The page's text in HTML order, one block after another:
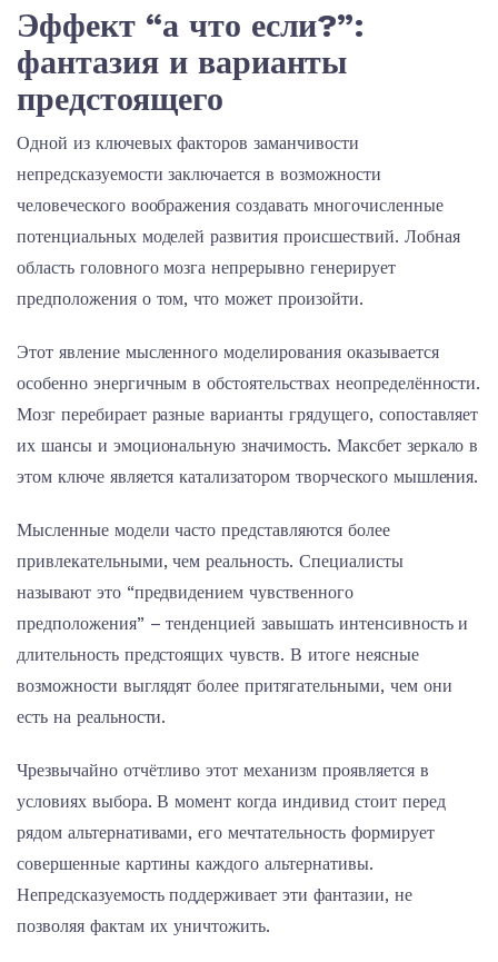
Эффект “а что если?”:
фантазия и варианты
предстоящего
Одной из ключевых факторов заманчивости
непредсказуемости заключается в возможности
человеческого воображения создавать многочисленные
потенциальных моделей развития происшествий. Лобная
область головного мозга непрерывно генерирует
предположения о том, что может произойти.
Этот явление мысленного моделирования оказывается
особенно энергичным в обстоятельствах неопределённости.
Мозг перебирает разные варианты грядущего, сопоставляет
их шансы и эмоциональную значимость. Максбет зеркало в
этом ключе является катализатором творческого мышления.
Мысленные модели часто представляются более
привлекательными, чем реальность. Специалисты
называют это “предвидением чувственного
предположения” – тенденцией завышать интенсивность и
длительность предстоящих чувств. В итоге неясные
возможности выглядят более притягательными, чем они
есть на реальности.
Чрезвычайно отчётливо этот механизм проявляется в
условиях выбора. В момент когда индивид стоит перед
рядом альтернативами, его мечтательность формирует
совершенные картины каждого альтернативы.
Непредсказуемость поддерживает эти фантазии, не
позволяя фактам их уничтожить.